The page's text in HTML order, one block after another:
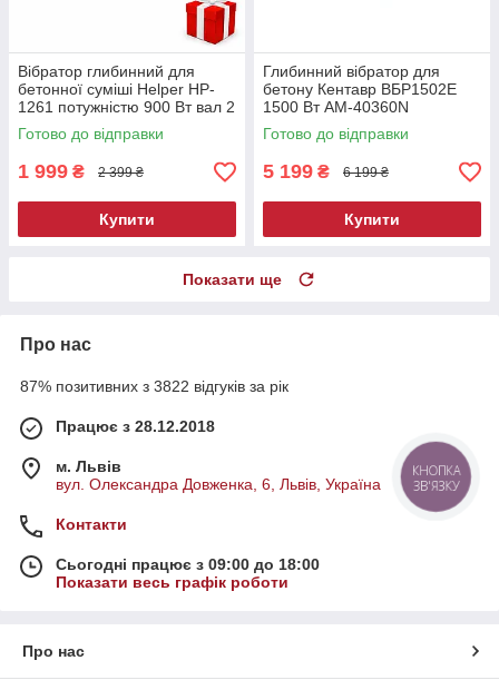
Вібратор глибинний для
бетонної суміші Helper HP-
1261 потужністю 900 Вт вал 2
метра вібратор електричний
для бетону
Готово до відправки
1 999 ₴ 2 399 ₴
Купити
Глибинний вібратор для
бетону Кентавр ВБР1502Е
1500 Вт AM-40360N
електричний будівельний
вібратор
Готово до відправки
5 199 ₴ 6 199 ₴
Купити
Показати ще
Про нас
87% позитивних з 3822 відгуків за рік
Працює з 28.12.2018
м. Львів
вул. Олександра Довженка, 6, Львів, Україна
Контакти
Сьогодні працює з 09:00 до 18:00
Показати весь графік роботи
Про нас
КНОПКА
ЗВ'ЯЗКУ